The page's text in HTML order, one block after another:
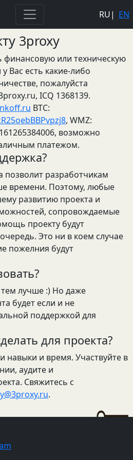
RU| EN
3proxy
финансовую или техническую
Вас есть какие-либо
пожалуйста
, ICQ 1368139.
BTC:
, WMZ:
возможно
платежом.
разработчикам
времени. Поэтому, любые
развитию проекта и
сопровождаемые
проекту будут
Это ни в коем случае
пожелния будут
лучше :) Но даже
будет если и не
поддержкой для
для проекта?
навыки и время. Участвуйте в
аудите и
Свяжитесь с
.